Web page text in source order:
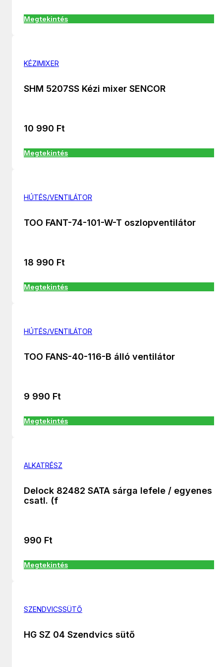
Megtekintés
KÉZIMIXER
SHM 5207SS Kézi mixer SENCOR
10 990 Ft
Megtekintés
HÚTÉS/VENTILÁTOR
TOO FANT-74-101-W-T oszlopventilátor
18 990 Ft
Megtekintés
HÚTÉS/VENTILÁTOR
TOO FANS-40-116-B álló ventilátor
9 990 Ft
Megtekintés
ALKATRÉSZ
Delock 82482 SATA sárga lefele / egyenes
csatl. (f
990 Ft
Megtekintés
SZENDVICSSÜTŐ
HG SZ 04 Szendvics sütő